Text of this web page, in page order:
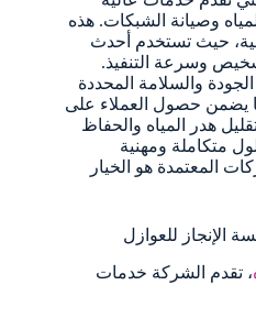
وصيانة الشبكات. هذه
حيث تستخدم أحدث
وسرعة التنفيذ.
والسلامة المحددة
يضمن حصول العملاء على
هدر المياه والحفاظ
متكاملة ومهنية
المعتمدة هو الخيار
الإنجاز للعوازل
، تقدم الشركة خدمات